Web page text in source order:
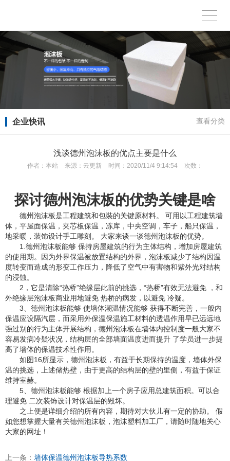
企业快讯 查看分类
浅谈德州泡沫板的优点主要是什么
作者： 本站 来源： 云更新 时间： 2020/11/4 9:14:54 次数：
探讨德州泡沫板的优势关键是啥
德州泡沫板是工程建筑和包裝的关键原材料。 可用以工程建筑墙
体，平屋面保温，夹芯板保温，冻库，中央空调，车子，船只保温，
地采暖，装饰设计手工雕刻。 大家来谈一谈德州泡沫板的优势。
1.德州泡沫板能够 保持房屋建筑的行为主体结构，增加房屋建筑
的使用期。因为外界保温被放置结构的外界，泡沫板减少了结构因温
度转变而造成的形变工作压力，降低了空气中有害物和紫外光对结构
的浸蚀。
2，它是清除“热桥”绝缘层此前的挑选，“热桥”有效无法避免 ，和
外绝缘层泡沫板商业用地避免 热桥的病发，以避免 冷疑。
3、德州泡沫板能够 使墙体潮温情况能够 获得不断完善，一般内
保温应设隔汽层，而采用外保温保温施工材料的透温作用早已远远地
强过别的行为主体开展结构，德州泡沫板在墙体内控制度一般大家不
容易发病冷疑状况，结构层的全部墙面温度进而提升 了学员进一步提
高了墙体的保温技术性作用。
如图16所显示，德州泡沫板，有益于长期保持的温度，墙体外保
温的挑选，上述储热壁，由于更高的结构层的壁的里侧，有益于保证
维持室赫。
5、德州泡沫板能够 根据加上一个房子应用总建筑面积。可以合
理避免 二次装饰设计对保温层的毁坏。
之上便是详细介绍的所有内容，期待对大伙儿有一定的协助。 假
如您想掌握大量有关德州泡沫板，泡沫塑料加工厂，请随时随地关心
大家的网址！
上一条： 墙体保温德州泡沫板导热系数